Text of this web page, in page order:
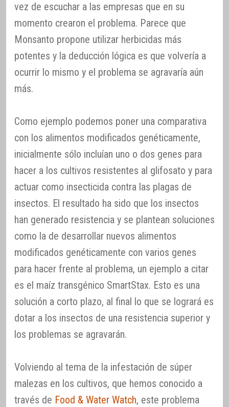
vez de escuchar a las empresas que en su
momento crearon el problema. Parece que
Monsanto propone utilizar herbicidas más
potentes y la deducción lógica es que volvería a
ocurrir lo mismo y el problema se agravaría aún
más.
Como ejemplo podemos poner una comparativa
con los alimentos modificados genéticamente,
inicialmente sólo incluían uno o dos genes para
hacer a los cultivos resistentes al glifosato y para
actuar como insecticida contra las plagas de
insectos. El resultado ha sido que los insectos
han generado resistencia y se plantean soluciones
como la de desarrollar nuevos alimentos
modificados genéticamente con varios genes
para hacer frente al problema, un ejemplo a citar
es el maíz transgénico SmartStax. Esto es una
solución a corto plazo, al final lo que se logrará es
dotar a los insectos de una resistencia superior y
los problemas se agravarán.
Volviendo al tema de la infestación de súper
malezas en los cultivos, que hemos conocido a
través de Food & Water Watch, este problema